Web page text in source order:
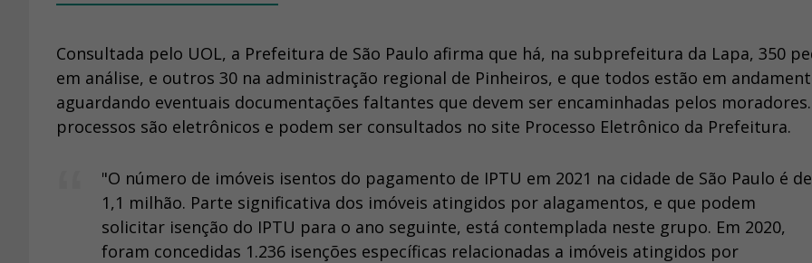
Consultada pelo UOL, a Prefeitura de São Paulo afirma que há, na subprefeitura da Lapa, 350
em análise, e outros 30 na administração regional de Pinheiros, e que todos estão em
aguardando eventuais documentações faltantes que devem ser encaminhadas pelos
processos são eletrônicos e podem ser consultados no site Processo Eletrônico da Prefeitura.
"O número de imóveis isentos do pagamento de IPTU em 2021 na cidade de São Paulo é de
1,1 milhão. Parte significativa dos imóveis atingidos por alagamentos, e que podem
solicitar isenção do IPTU para o ano seguinte, está contemplada neste grupo. Em 2020,
foram concedidas 1.236 isenções específicas relacionadas a imóveis atingidos por